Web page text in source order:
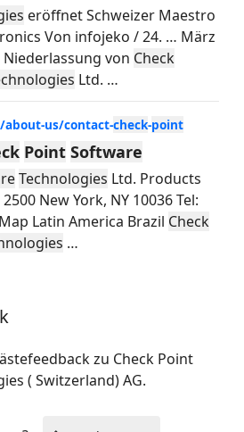
eröffnet Schweizer Maestro
Von infojeko / 24. … März
Niederlassung von Check
Ltd. …
us/contact-check-point
Point Software
Technologies Ltd. Products
2500 New York, NY 10036 Tel:
Latin America Brazil Check
…
zu Check Point
( Switzerland) AG.